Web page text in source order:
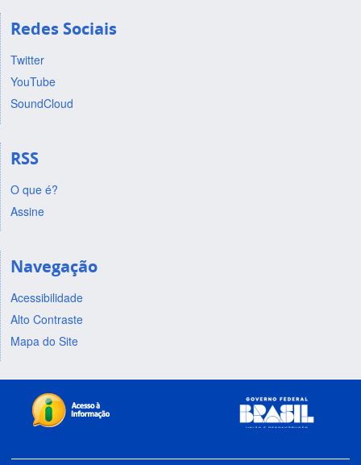
Redes Sociais
Twitter
YouTube
SoundCloud
RSS
O que é?
Assine
Navegação
Acessibilidade
Alto Contraste
Mapa do Site